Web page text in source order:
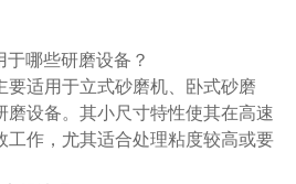
哪些研磨设备？
要适用于立式砂磨机、卧式砂磨
设备。其小尺寸特性使其在高速
工作，尤其适合处理粘度较高或要